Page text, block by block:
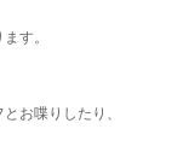
す。
お喋りしたり、